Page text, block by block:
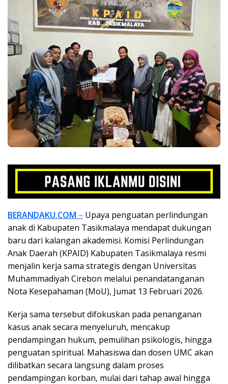
BERANDAKU.COM – Upaya penguatan perlindungan
anak di Kabupaten Tasikmalaya mendapat dukungan
baru dari kalangan akademisi. Komisi Perlindungan
Anak Daerah (KPAID) Kabupaten Tasikmalaya resmi
menjalin kerja sama strategis dengan Universitas
Muhammadiyah Cirebon melalui penandatanganan
Nota Kesepahaman (MoU), Jumat 13 Februari 2026.
Kerja sama tersebut difokuskan pada penanganan
kasus anak secara menyeluruh, mencakup
pendampingan hukum, pemulihan psikologis, hingga
penguatan spiritual. Mahasiswa dan dosen UMC akan
dilibatkan secara langsung dalam proses
pendampingan korban, mulai dari tahap awal hingga